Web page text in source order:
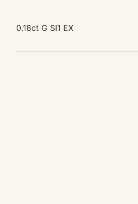
0.18ct G SI1 EX